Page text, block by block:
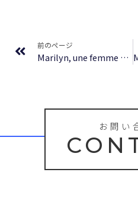
前のページ
Marilyn, une femme (Biographies – Mémoires) : eBook (PDF)
お問い